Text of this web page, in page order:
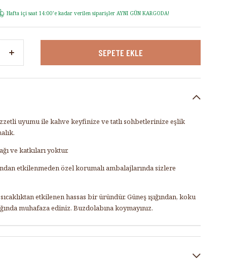
Hafta içi saat 14:00’e kadar verilen siparişler AYNI GÜN KARGODA!
uyumu ile kahve keyfinize ve tatlı sohbetlerinize eşlik
ve katkıları yoktur.
etkilenmeden özel korumalı ambalajlarında sizlere
etkilenen hassas bir üründür. Güneş ışığından, koku
muhafaza ediniz. Buzdolabına koymayınız.